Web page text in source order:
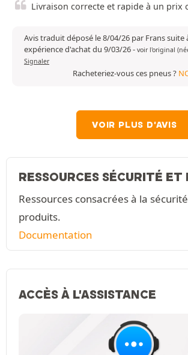
Livraison correcte et rapide à un prix
Avis traduit déposé le 8/04/26 par Frans suite
expérience d'achat du 9/03/26- voir l'original
Signaler
Racheteriez-vous ces pneus ?
VOIR PLUS D'AVIS
RESSOURCES SÉCURITÉ
Ressources consacrées à la
produits.
Documentation
ACCÈS À L'ASSISTANCE